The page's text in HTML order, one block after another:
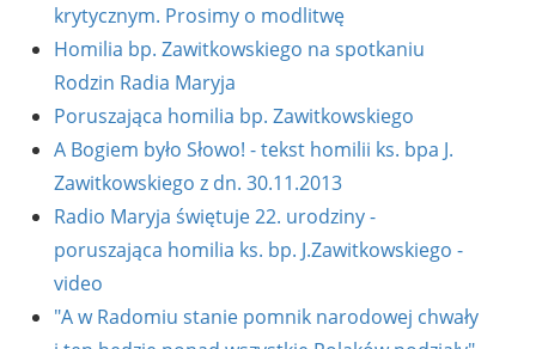
krytycznym. Prosimy o modlitwę
Homilia bp. Zawitkowskiego na spotkaniu
Rodzin Radia Maryja
Poruszająca homilia bp. Zawitkowskiego
A Bogiem było Słowo! - tekst homilii ks. bpa J.
Zawitkowskiego z dn. 30.11.2013
Radio Maryja świętuje 22. urodziny -
poruszająca homilia ks. bp. J.Zawitkowskiego -
video
"A w Radomiu stanie pomnik narodowej chwały